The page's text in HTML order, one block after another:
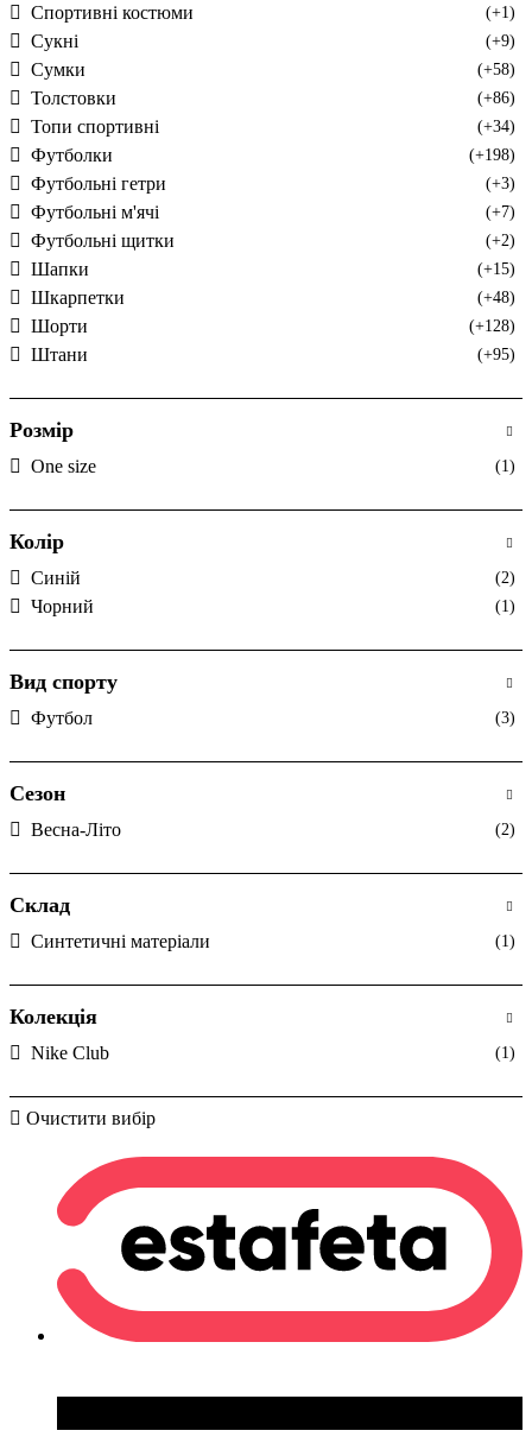
Спортивні костюми (+1)
Сукні (+9)
Сумки (+58)
Толстовки (+86)
Топи спортивні (+34)
Футболки (+198)
Футбольні гетри (+3)
Футбольні м'ячі (+7)
Футбольні щитки (+2)
Шапки (+15)
Шкарпетки (+48)
Шорти (+128)
Штани (+95)
Розмір
One size (1)
Колір
Cиній (2)
Чорний (1)
Вид спорту
Футбол (3)
Сезон
Весна-Літо (2)
Склад
Синтетичні матеріали (1)
Колекція
Nike Club (1)
Очистити вибір